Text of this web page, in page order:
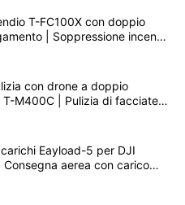
T-FC100X con doppio
| Soppressione incendi
100 m
con drone a doppio
T-M400C | Pulizia di facciate
di piazze commerciali
Eayload-5 per DJI
aerea con carico
PSDK